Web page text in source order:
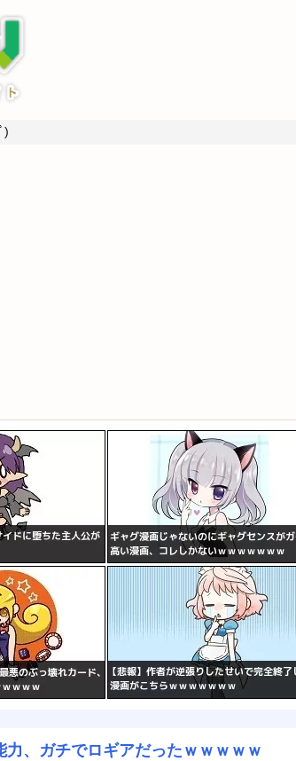
)
力、ガチでロギアだったｗｗｗｗｗ